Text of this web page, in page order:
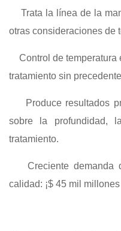
Trata la línea de la
otras consideraciones de
Control de temperatura
tratamiento sin
Produce resultados
sobre la profundidad,
tratamiento.
Creciente demanda
calidad: ¡$ 45 mil